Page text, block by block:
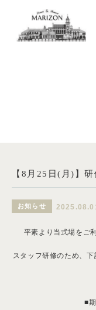
【8月25日(月)】
お知らせ
平素より当式場をご
スタッフ研修のため、
■